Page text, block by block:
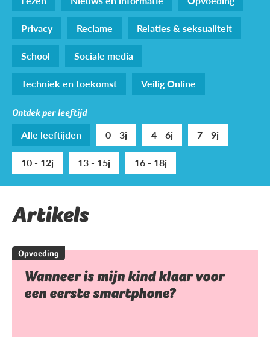
Privacy
Reclame
Relaties & seksualiteit
School
Sociale media
Techniek en toekomst
Veilig Online
Ontdek per leeftijd
Alle leeftijden 0 - 3j 4 - 6j
7 - 9j
10 - 12j
13 - 15j 16 - 18j
Artikels
Opvoeding
Wanneer is mijn kind klaar voor
een eerste smartphone?